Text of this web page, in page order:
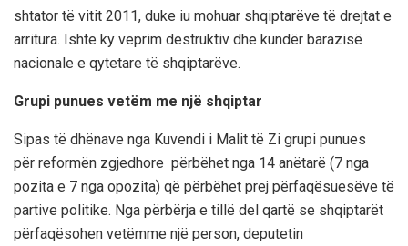
shtator të vitit 2011, duke iu mohuar shqiptarëve të drejtat e
arritura. Ishte ky veprim destruktiv dhe kundër barazisë
nacionale e qytetare të shqiptarëve.
Grupi punues vetëm me një shqiptar
Sipas të dhënave nga Kuvendi i Malit të Zi grupi punues
për reformën zgjedhore përbëhet nga 14 anëtarë (7 nga
pozita e 7 nga opozita) që përbëhet prej përfaqësuesëve të
partive politike. Nga përbërja e tillë del qartë se shqiptarët
përfaqësohen vetëmme një person, deputetin